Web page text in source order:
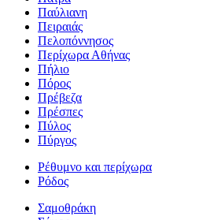
Παύλιανη
Πειραιάς
Πελοπόννησος
Περίχωρα Αθήνας
Πήλιο
Πόρος
Πρέβεζα
Πρέσπες
Πύλος
Πύργος
Ρέθυμνο και περίχωρα
Ρόδος
Σαμοθράκη